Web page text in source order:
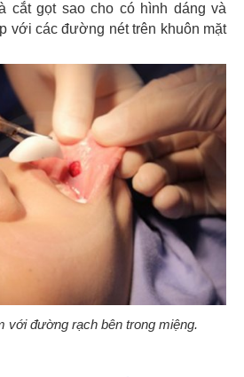
cắt gọt sao cho có hình dáng và
với các đường nét trên khuôn mặt
với đường rạch bên trong miệng.